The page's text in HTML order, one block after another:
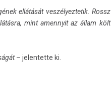
ellátását veszélyeztetik. Rossz
mint amennyit az állam költ
– jelentette ki.